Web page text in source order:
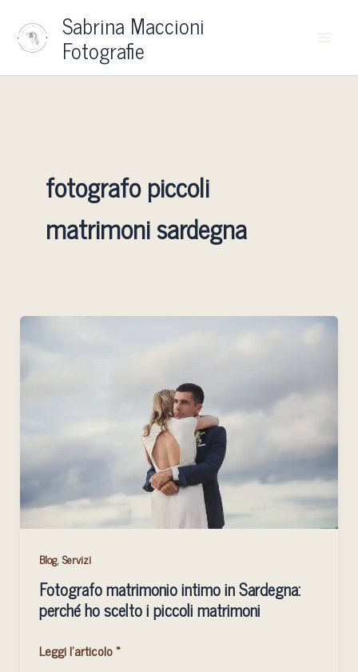
contenuto
Sabrina Maccioni
Fotografie
fotografo piccoli
matrimoni sardegna
Blog,Servizi
Fotografo matrimonio intimo in Sardegna:
perché ho scelto i piccoli matrimoni
scelto
piccoli
matrimoni
Leggi l'articolo »